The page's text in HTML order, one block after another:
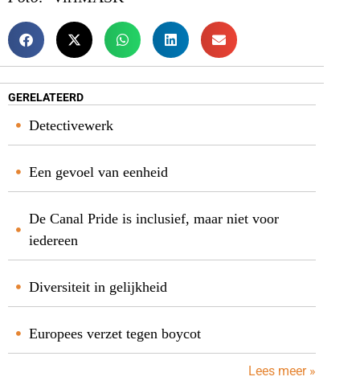
GERELATEERD
Detectivewerk
Een gevoel van eenheid
De Canal Pride is inclusief, maar niet voor
iedereen
Diversiteit in gelijkheid
Europees verzet tegen boycot
Lees meer »